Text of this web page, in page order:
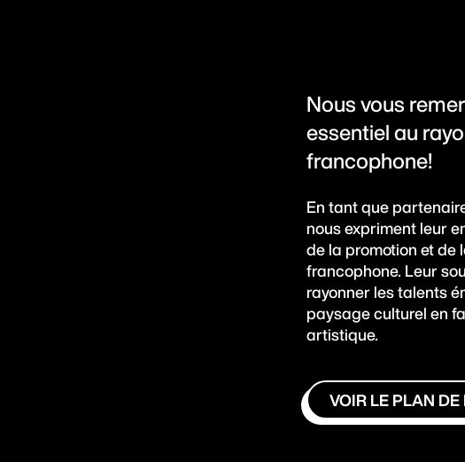
Nous vous
essentiel au
francophone!
En tant que
nous expriment leur
de la promotion et de
francophone. Leur
rayonner les talents
paysage culturel en
artistique.
VOIR LE PLAN DE